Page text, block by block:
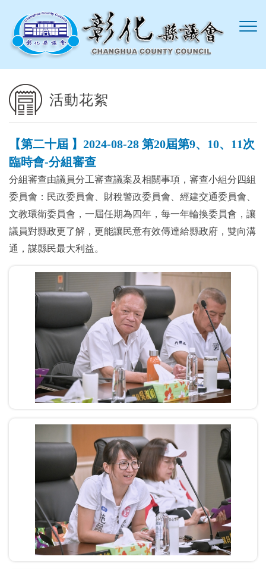
活動花絮
【第二十屆 】2024-08-28 第20屆第9、10、11次
臨時會-分組審查
分組審查由議員分工審查議案及相關事項，審查小組分四組
委員會：民政委員會、財稅警政委員會、經建交通委員會、
文教環衛委員會，一屆任期為四年，每一年輪換委員會，讓
議員對縣政更了解，更能讓民意有效傳達給縣政府，雙向溝
通，謀縣民最大利益。